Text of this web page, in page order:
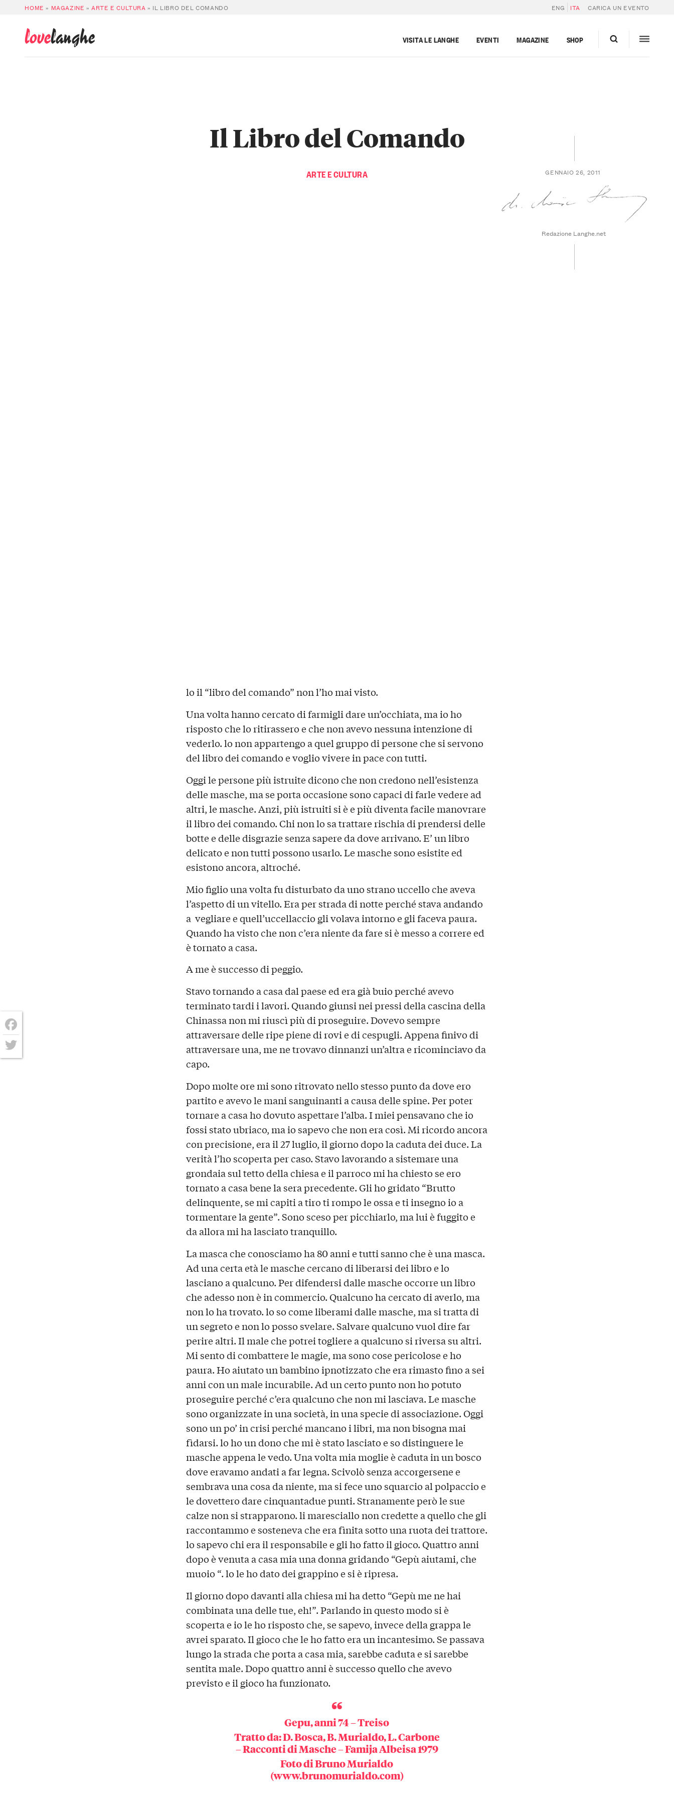
HOME » MAGAZINE »ARTE E CULTURA » IL LIBRO DEL COMANDO ENG ITA CARICA UN EVENTO
lovelanghe VISITA LE LANGHE EVENTI MAGAZINE SHOP
ARTE E CULTURA
Il Libro del Comando
GENNAIO 26, 2011
Redazione Langhe.net
lo il “libro del comando” non l’ho mai visto.
Una volta hanno cercato di farmigli dare un’occhiata, ma io ho
risposto che lo ritirassero e che non avevo nessuna intenzione di
vederlo. lo non appartengo a quel gruppo di persone che si servono
del libro dei comando e voglio vivere in pace con tutti.
Oggi le persone più istruite dicono che non credono nell’esistenza
delle masche, ma se porta occasione sono capaci di farle vedere ad
altri, le masche. Anzi, più istruiti si è e più diventa facile manovrare
il libro dei comando. Chi non lo sa trattare rischia di prendersi delle
botte e delle disgrazie senza sapere da dove arrivano. E’ un libro
delicato e non tutti possono usarlo. Le masche sono esistite ed
esistono ancora, altroché.
Mio figlio una volta fu disturbato da uno strano uccello che aveva
l’aspetto di un vitello. Era per strada di notte perché stava andando
a vegliare e quell’uccellaccio gli volava intorno e gli faceva paura.
Quando ha visto che non c’era niente da fare si è messo a correre ed
è tornato a casa.
A me è successo di peggio.
Stavo tornando a casa dal paese ed era già buio perché avevo
terminato tardi i lavori. Quando giunsi nei pressi della cascina della
Chinassa non mi riuscì più di proseguire. Dovevo sempre
attraversare delle ripe piene di rovi e di cespugli. Appena finivo di
attraversare una, me ne trovavo dinnanzi un’altra e ricominciavo da
capo.
Dopo molte ore mi sono ritrovato nello stesso punto da dove ero
partito e avevo le mani sanguinanti a causa delle spine. Per poter
tornare a casa ho dovuto aspettare l’alba. I miei pensavano che io
fossi stato ubriaco, ma io sapevo che non era così. Mi ricordo ancora
con precisione, era il 27 luglio, il giorno dopo la caduta dei duce. La
verità l’ho scoperta per caso. Stavo lavorando a sistemare una
grondaia sul tetto della chiesa e il parroco mi ha chiesto se ero
tornato a casa bene la sera precedente. Gli ho gridato “Brutto
delinquente, se mi capiti a tiro ti rompo le ossa e ti insegno io a
tormentare la gente”. Sono sceso per picchiarlo, ma lui è fuggito e
da allora mi ha lasciato tranquillo.
La masca che conosciamo ha 80 anni e tutti sanno che è una masca.
Ad una certa età le masche cercano di liberarsi dei libro e lo
lasciano a qualcuno. Per difendersi dalle masche occorre un libro
che adesso non è in commercio. Qualcuno ha cercato di averlo, ma
non lo ha trovato. lo so come liberami dalle masche, ma si tratta di
un segreto e non lo posso svelare. Salvare qualcuno vuol dire far
perire altri. Il male che potrei togliere a qualcuno si riversa su altri.
Mi sento di combattere le magie, ma sono cose pericolose e ho
paura. Ho aiutato un bambino ipnotizzato che era rimasto fino a sei
anni con un male incurabile. Ad un certo punto non ho potuto
proseguire perché c’era qualcuno che non mi lasciava. Le masche
sono organizzate in una società, in una specie di associazione. Oggi
sono un po’ in crisi perché mancano i libri, ma non bisogna mai
fìdarsi. lo ho un dono che mi è stato lasciato e so distinguere le
masche appena le vedo. Una volta mia moglie è caduta in un bosco
dove eravamo andati a far legna. Scivolò senza accorgersene e
sembrava una cosa da niente, ma si fece uno squarcio al polpaccio e
le dovettero dare cinquantadue punti. Stranamente però le sue
calze non si strapparono. li maresciallo non credette a quello che gli
raccontammo e sosteneva che era fìnita sotto una ruota dei trattore.
lo sapevo chi era il responsabile e gli ho fatto il gioco. Quattro anni
dopo è venuta a casa mia una donna gridando “Gepù aiutami, che
muoio “. lo le ho dato dei grappino e si è ripresa.
Il giorno dopo davanti alla chiesa mi ha detto “Gepù me ne hai
combinata una delle tue, eh!”. Parlando in questo modo si è
scoperta e io le ho risposto che, se sapevo, invece della grappa le
avrei sparato. Il gioco che le ho fatto era un incantesimo. Se passava
lungo la strada che porta a casa mia, sarebbe caduta e si sarebbe
sentita male. Dopo quattro anni è successo quello che avevo
previsto e il gioco ha funzionato.
Gepu, anni 74 – Treiso
Tratto da: D. Bosca, B. Murialdo, L. Carbone
– Racconti di Masche – Famija Albeisa 1979
Foto di Bruno Murialdo
(www.brunomurialdo.com)
Facebook
Twitter